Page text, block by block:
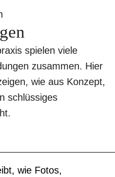
spielen viele
zusammen. Hier
wie aus Konzept,
schlüssiges
wie Fotos,